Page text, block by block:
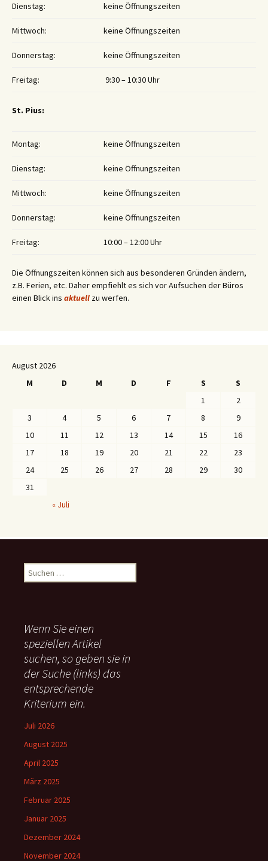
Dienstag: keine Öffnungszeiten
Mittwoch: keine Öffnungszeiten
Donnerstag: keine Öffnungszeiten
Freitag: 9:30 – 10:30 Uhr
St. Pius:
Montag: keine Öffnungszeiten
Dienstag: keine Öffnungszeiten
Mittwoch: keine Öffnungszeiten
Donnerstag: keine Öffnungszeiten
Freitag: 10:00 – 12:00 Uhr
Die Öffnungszeiten können sich aus besonderen Gründen ändern,
z.B. Ferien, etc. Daher empfiehlt es sich vor Aufsuchen der Büros
einen Blick ins aktuell zu werfen.
August 2026
M
D M D F S
S
1
2
3
4 5 6 7 8
9
10
11 12 13 14 15
16
17
18 19 20 21 22
23
24
25 26 27 28 29
30
31
« Juli
u
n
n
a
c
:
Wenn Sie einen
speziellen Artikel
suchen, so geben sie in
der Suche (links) das
entsprechende
Kriterium ein.
Juli 2026
August 2025
April 2025
März 2025
Februar 2025
Januar 2025
Dezember 2024
November 2024